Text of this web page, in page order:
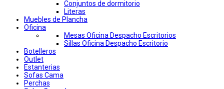
Conjuntos de dormitorio
Literas
Muebles de Plancha
Oficina
Mesas Oficina Despacho Escritorios
Sillas Oficina Despacho Escritorio
Botelleros
Outlet
Estanterias
Sofas Cama
Perchas